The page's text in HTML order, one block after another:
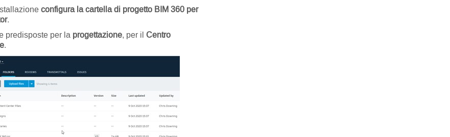
configura la cartella di progetto BIM 360 per
.
predisposte per la progettazione, per il Centro
.